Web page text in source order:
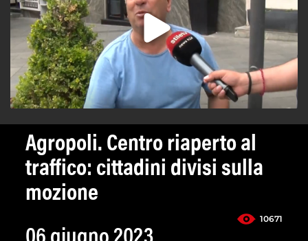
Agropoli. Centro riaperto al
traffico: cittadini divisi sulla
mozione
10671